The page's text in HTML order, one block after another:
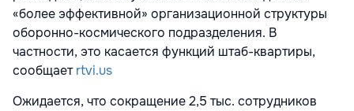
«более эффективной» организационной структуры
оборонно-космического подразделения. В
частности, это касается функций штаб-квартиры,
сообщаетrtvi.us
Ожидается, что сокращение 2,5 тыс. сотрудников